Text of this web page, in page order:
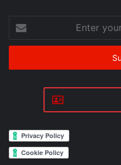
Enter
your
Email